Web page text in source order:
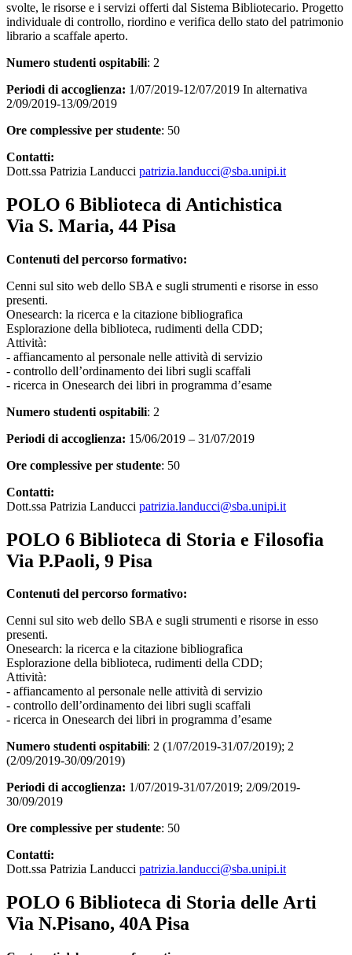
svolte, le risorse e i servizi offerti dal Sistema Bibliotecario. Progetto
individuale di controllo, riordino e verifica dello stato del patrimonio
librario a scaffale aperto.
Numero studenti ospitabili: 2
Periodi di accoglienza: 1/07/2019-12/07/2019 In alternativa
2/09/2019-13/09/2019
Ore complessive per studente: 50
Contatti:
Dott.ssa Patrizia Landucci patrizia.landucci@sba.unipi.it
POLO 6 Biblioteca di Antichistica
Via S. Maria, 44 Pisa
Contenuti del percorso formativo:
Cenni sul sito web dello SBA e sugli strumenti e risorse in esso
presenti.
Onesearch: la ricerca e la citazione bibliografica
Esplorazione della biblioteca, rudimenti della CDD;
Attività:
- affiancamento al personale nelle attività di servizio
- controllo dell’ordinamento dei libri sugli scaffali
- ricerca in Onesearch dei libri in programma d’esame
Numero studenti ospitabili: 2
Periodi di accoglienza: 15/06/2019 – 31/07/2019
Ore complessive per studente: 50
Contatti:
Dott.ssa Patrizia Landucci patrizia.landucci@sba.unipi.it
POLO 6 Biblioteca di Storia e Filosofia
Via P.Paoli, 9 Pisa
Contenuti del percorso formativo:
Cenni sul sito web dello SBA e sugli strumenti e risorse in esso
presenti.
Onesearch: la ricerca e la citazione bibliografica
Esplorazione della biblioteca, rudimenti della CDD;
Attività:
- affiancamento al personale nelle attività di servizio
- controllo dell’ordinamento dei libri sugli scaffali
- ricerca in Onesearch dei libri in programma d’esame
Numero studenti ospitabili: 2 (1/07/2019-31/07/2019); 2
(2/09/2019-30/09/2019)
Periodi di accoglienza: 1/07/2019-31/07/2019; 2/09/2019-
30/09/2019
Ore complessive per studente: 50
Contatti:
Dott.ssa Patrizia Landucci patrizia.landucci@sba.unipi.it
POLO 6 Biblioteca di Storia delle Arti
Via N.Pisano, 40A Pisa